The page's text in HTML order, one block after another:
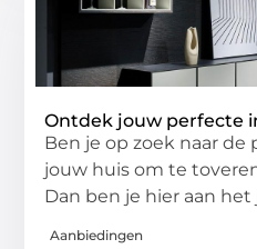
Ontdek jouw perfecte
Ben je op zoek naar
jouw huis om te
Dan ben je hier aan het
Aanbiedingen